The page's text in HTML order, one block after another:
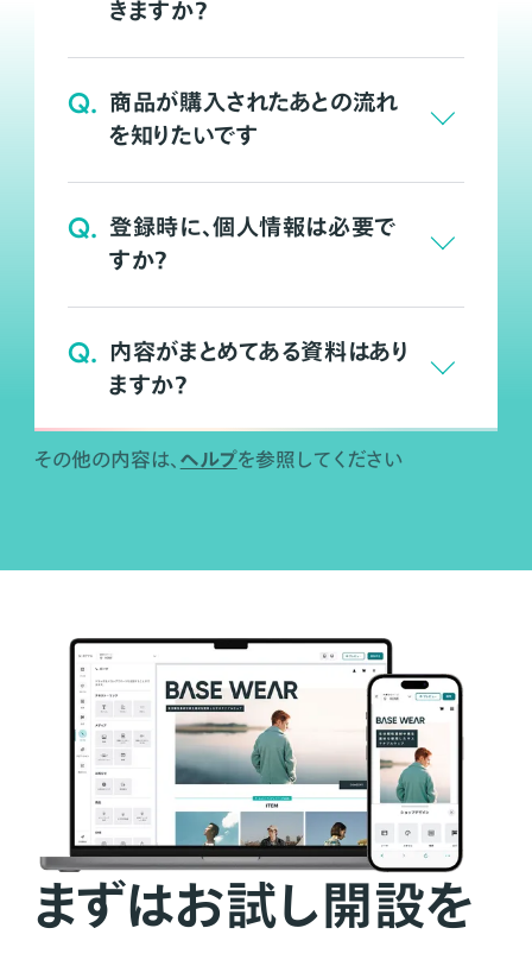
きますか？
Q. 商品が購入されたあとの流れ
を知りたいです
Q. 登録時に、個人情報は必要で
すか？
Q. 内容がまとめてある資料はあり
ますか？
その他の内容は、 ヘルプを参照してください
まずはお試し開設を